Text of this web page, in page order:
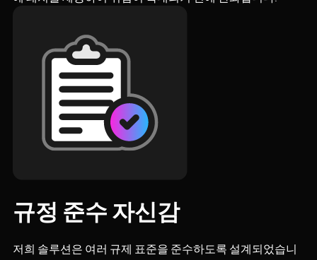
규정 준수 자신감
저희 솔루션은 여러 규제 표준을 준수하도록 설계되었습니